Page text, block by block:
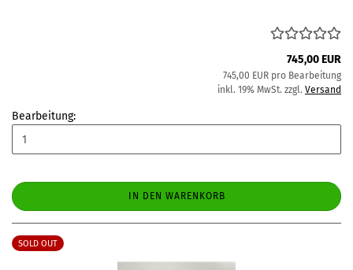
745,00 EUR
745,00 EUR pro Bearbeitung
inkl. 19% MwSt. zzgl. Versand
Bearbeitung:
IN DEN WARENKORB
SOLD OUT